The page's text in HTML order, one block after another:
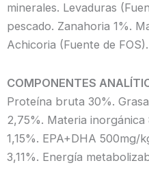
minerales. Levaduras
pescado. Zanahoria 1%.
Achicoria (Fuente de
COMPONENTES
Proteína bruta 30%.
2,75%. Materia
1,15%. EPA+DHA 500mg/
3,11%. Energía